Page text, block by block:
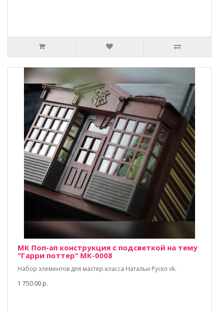
МК Поп-ап конструкция с подсветкой на тему
"Гарри поттер" МК-0008
Набор элементов для мастер-класса Натальи Руско vk.
1 750.00 р.